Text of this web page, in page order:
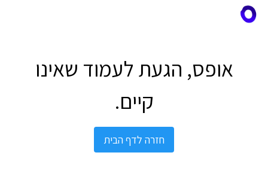
אופס, הגעת לעמוד שאינו
קיים.
חזרה לדף הבית